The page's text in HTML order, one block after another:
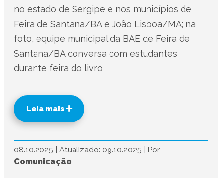
no estado de Sergipe e nos municípios de
Feira de Santana/BA e João Lisboa/MA; na
foto, equipe municipal da BAE de Feira de
Santana/BA conversa com estudantes
durante feira do livro
Leia mais
08.10.2025 Atualizado: 09.10.2025
Por
Comunicação